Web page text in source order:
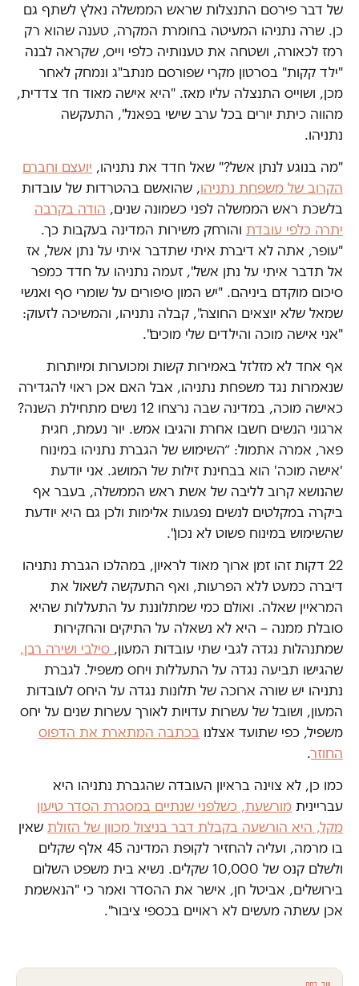
של דבר פירסם התנצלות שראש הממשלה נאלץ לשתף גם
כן. שרה נתניהו המעיטה בחומרת המקרה, טענה שהוא רק
רמז לכאורה, ושטחה את טענותיה כלפי וייס, שקראה לבנה
"ילד קקות" בסרטון מקרי שפורסם מנתב"ג ונמחק לאחר
מכן, ושוייס התנצלה עליו מאז. "היא אישה מאוד חד צדדית,
מהווה כיתת יורים בכל ערב שישי בפאנל", התעקשה
נתניהו.
"מה בנוגע לנתן אשל?" שאל חדד את נתניהו, יועצם וחברם
הקרוב של משפחת נתניהו, שהואשם בהטרדות של עובדות
בלשכת ראש הממשלה לפני כשמונה שנים, הודה בקרבה
יתרה כלפי עובדת והורחק משירות המדינה בעקבות כך.
"עופר, אתה לא דיברת איתי שתדבר איתי על נתן אשל, אז
אל תדבר איתי על נתן אשל", זעמה נתניהו על חדד כמפר
סיכום מוקדם ביניהם. "יש המון סיפורים על שומרי סף ואנשי
שמאל שלא יוצאים החוצה", קבלה נתניהו, והמשיכה לזעוק:
"אני אישה מוכה והילדים שלי מוכים".
אף אחד לא מזלזל באמירות קשות ומכוערות ומיותרות
שנאמרות נגד משפחת נתניהו, אבל האם אכן ראוי להגדירה
כאישה מוכה, במדינה שבה נרצחו 12 נשים מתחילת השנה?
ארגוני הנשים חשבו אחרת והגיבו אמש. יור נעמת, חגית
פאר, אמרה אתמול: ״השימוש של הגברת נתניהו במינוח
'אישה מוכה' הוא בבחינת זילות של המושג. אני יודעת
שהנושא קרוב לליבה של אשת ראש הממשלה, בעבר אף
ביקרה במקלטים לנשים נפגעות אלימות ולכן גם היא יודעת
שהשימוש במינוח פשוט לא נכון".
22 דקות זהו זמן ארוך מאוד לראיון, במהלכו הגברת נתניהו
דיברה כמעט ללא הפרעות, ואף התעקשה לשאול את
המראיין שאלה. ואולם כמי שמתלוננת על התעללות שהיא
סובלת ממנה – היא לא נשאלה על התיקים והחקירות
שמתנהלות נגדה לגבי שתי עובדות המעון, סילבי ושירה רבן,
שהגישו תביעה נגדה על התעללות ויחס משפיל. לגברת
נתניהו יש שורה ארוכה של תלונות נגדה על היחס לעובדות
המעון, ושובל של עשרות עדויות לאורך עשרות שנים על יחס
משפיל, כפי שתועד אצלנו בכתבה המתארת את הדפוס
החוזר.
כמו כן, לא צוינה בראיון העובדה שהגברת נתניהו היא
עבריינית מורשעת, כשלפני שנתיים במסגרת הסדר טיעון
מקל, היא הורשעה בקבלת דבר בניצול מכוון של הזולת שאין
בו מרמה, ועליה להחזיר לקופת המדינה 45 אלף שקלים
ולשלם קנס של 10,000 שקלים. נשיא בית משפט השלום
בירושלים, אביטל חן, אישר את ההסדר ואמר כי "הנאשמת
אכן עשתה מעשים לא ראויים בכספי ציבור".